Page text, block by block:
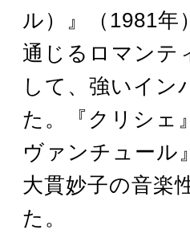
ル）』（1981
通じるロマンテ
して、強いイン
た。『クリシェ
ヴァンチュール
大貫妙子の音楽
た。